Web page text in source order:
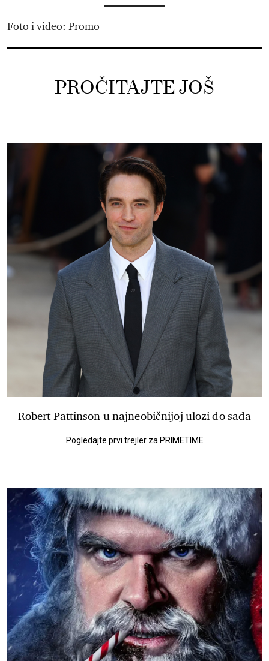
Foto i video: Promo
PROČITAJTE JOŠ
Robert Pattinson u najneobičnijoj ulozi do sada
Pogledajte prvi trejler za PRIMETIME